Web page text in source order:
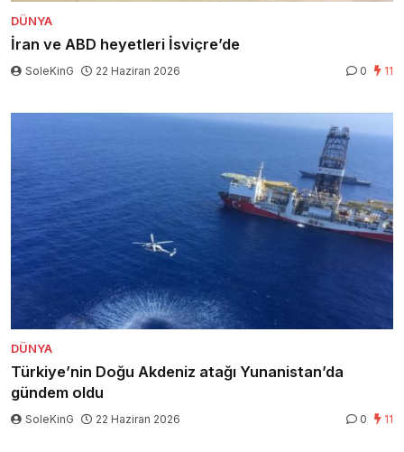
DÜNYA
İran ve ABD heyetleri İsviçre’de
SoleKinG 22 Haziran 2026 0 11
DÜNYA
Türkiye’nin Doğu Akdeniz atağı Yunanistan’da
gündem oldu
SoleKinG 22 Haziran 2026 0 11